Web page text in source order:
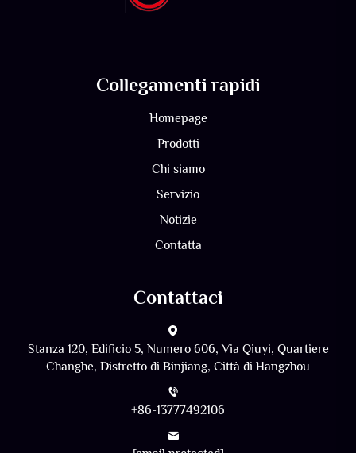
Collegamenti rapidi
Homepage
Prodotti
Chi siamo
Servizio
Notizie
Contatta
Contattaci
Stanza 120, Edificio 5, Numero 606, Via Qiuyi, Quartiere
Changhe, Distretto di Binjiang, Città di Hangzhou
+86-13777492106